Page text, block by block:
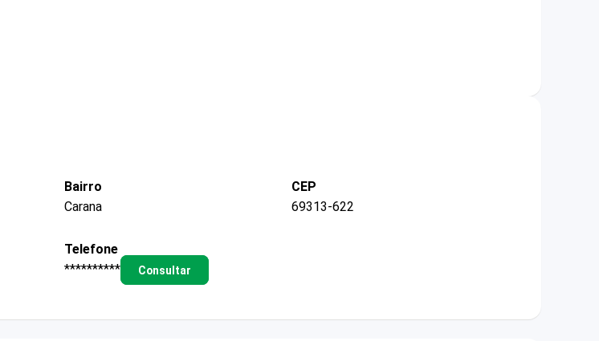
Bairro
Carana
CEP
69313-622
Telefone
**********
Consultar